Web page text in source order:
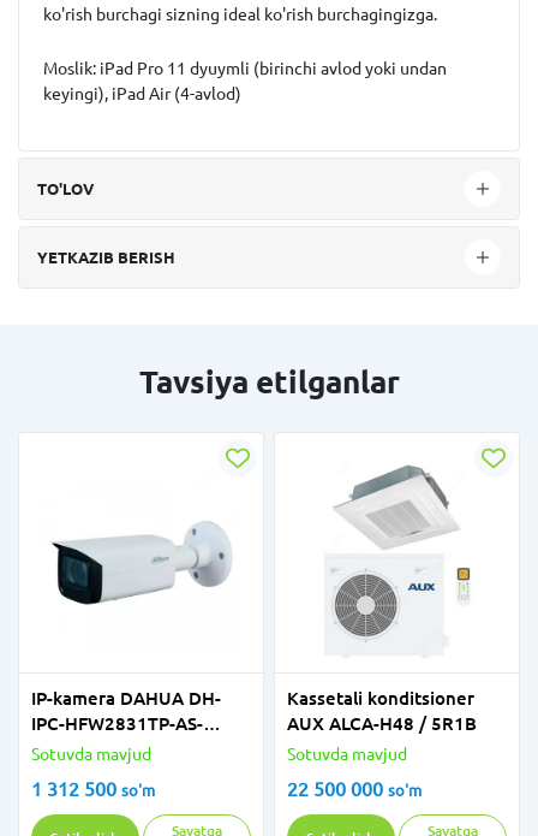
ko'rish burchagi sizning ideal ko'rish burchagingizga.
Moslik: iPad Pro 11 dyuymli (birinchi avlod yoki undan
keyingi), iPad Air (4-avlod)
TO'LOV
YETKAZIB BERISH
Tavsiya etilganlar
IP-kamera DAHUA DH-
IPC-HFW2831TP-AS-
0360B-S2
Sotuvda mavjud
1 312 500 so'm
Savatga
Kassetali konditsioner
AUX ALCA-H48 / 5R1B
Sotuvda mavjud
22 500 000 so'm
Savatga